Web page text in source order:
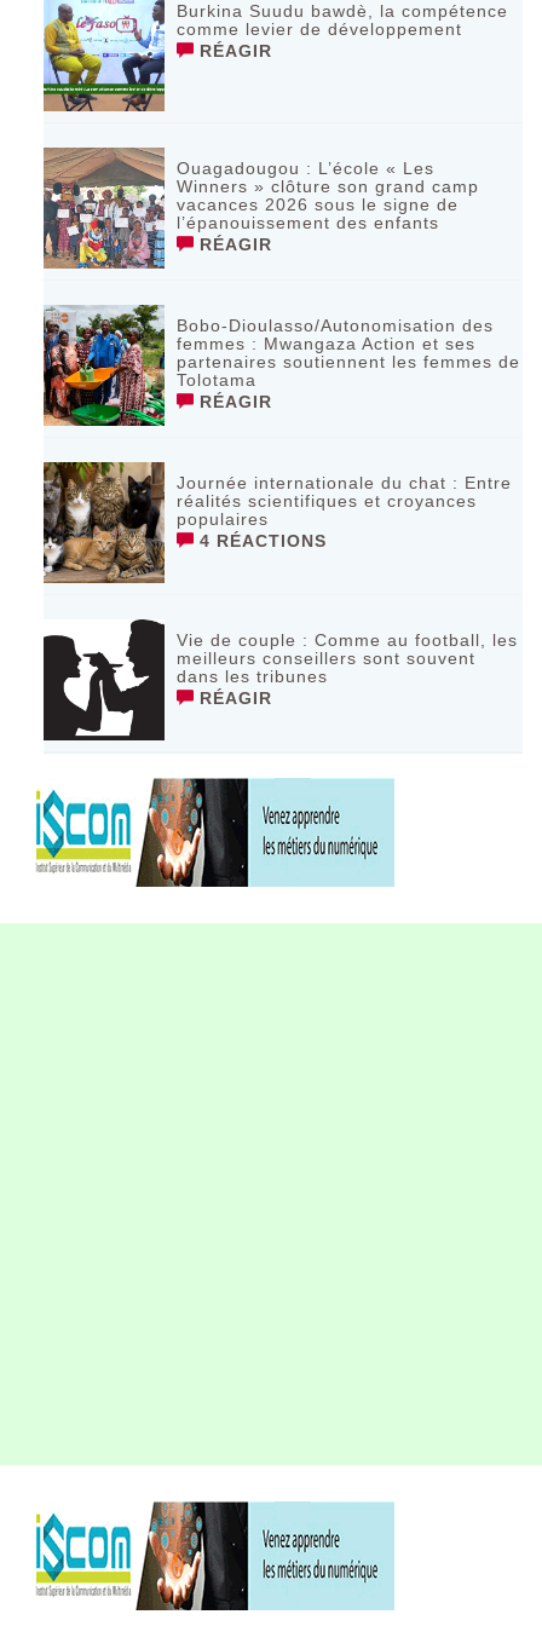
Burkina Suudu bawdè, la compétence
comme levier de développement
RÉAGIR
Ouagadougou : L’école « Les
Winners » clôture son grand camp
vacances 2026 sous le signe de
l’épanouissement des enfants
RÉAGIR
Bobo-Dioulasso/Autonomisation des
femmes : Mwangaza Action et ses
partenaires soutiennent les femmes de
Tolotama
RÉAGIR
Journée internationale du chat : Entre
réalités scientifiques et croyances
populaires
4 RÉACTIONS
Vie de couple : Comme au football, les
meilleurs conseillers sont souvent
dans les tribunes
RÉAGIR